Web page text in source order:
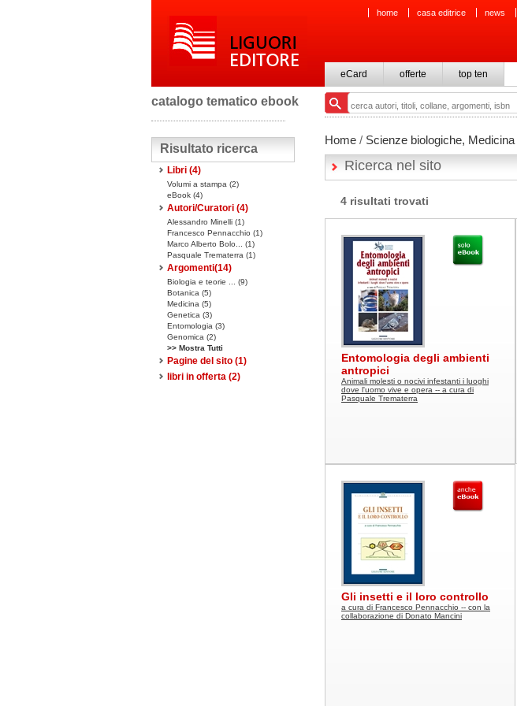
home casa editrice news
eCard offerte top ten
catalogo tematico ebook
Risultato ricerca
Libri (4)
Volumi a stampa (2)
eBook (4)
Autori/Curatori (4)
Alessandro Minelli (1)
Francesco Pennacchio (1)
Marco Alberto Bolo... (1)
Pasquale Trematerra (1)
Argomenti(14)
Biologia e teorie ... (9)
Botanica (5)
Medicina (5)
Genetica (3)
Entomologia (3)
Genomica (2)
>> Mostra Tutti
Pagine del sito (1)
libri in offerta (2)
Home / Scienze biologiche, Medicina
Ricerca nel sito
4 risultati trovati
Entomologia degli ambienti
antropici
Animali molesti o nocivi infestanti i luoghi
dove l'uomo vive e opera -- a cura di
Pasquale Trematerra
Gli insetti e il loro controllo
a cura di Francesco Pennacchio -- con la
collaborazione di Donato Mancini